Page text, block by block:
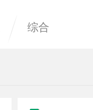
综合